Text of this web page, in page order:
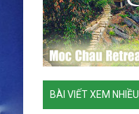
BÀI VIẾT XEM NHIỀU